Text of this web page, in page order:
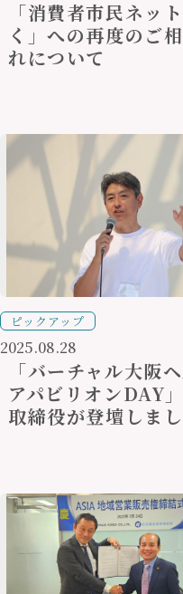
「消費者市民ネッ
く」への再度のご
れについて
ピックアップ
2025.08.28
「バーチャル大阪
アパビリオンDAY
取締役が登壇しま